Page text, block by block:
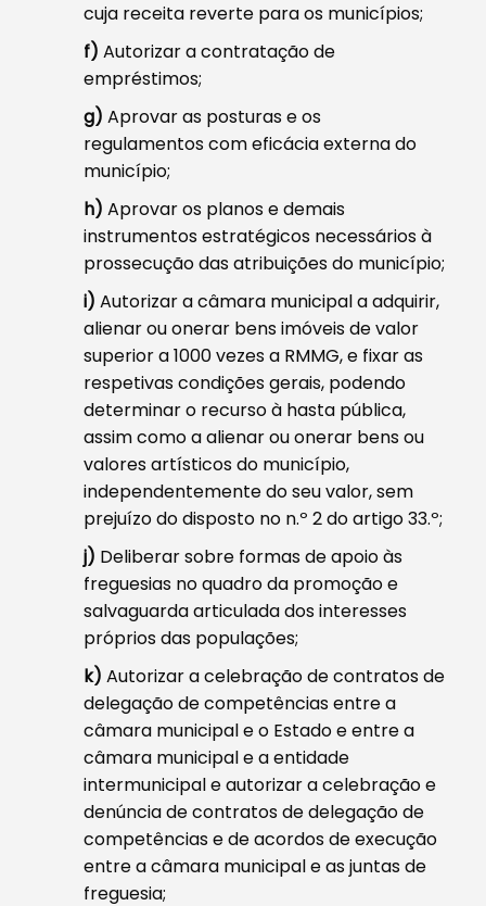
cuja receita reverte para os municípios;
f) Autorizar a contratação de
empréstimos;
g) Aprovar as posturas e os
regulamentos com eficácia externa do
município;
h) Aprovar os planos e demais
instrumentos estratégicos necessários à
prossecução das atribuições do município;
i) Autorizar a câmara municipal a adquirir,
alienar ou onerar bens imóveis de valor
superior a 1000 vezes a RMMG, e fixar as
respetivas condições gerais, podendo
determinar o recurso à hasta pública,
assim como a alienar ou onerar bens ou
valores artísticos do município,
independentemente do seu valor, sem
prejuízo do disposto no n.º 2 do artigo 33.º;
j) Deliberar sobre formas de apoio às
freguesias no quadro da promoção e
salvaguarda articulada dos interesses
próprios das populações;
k) Autorizar a celebração de contratos de
delegação de competências entre a
câmara municipal e o Estado e entre a
câmara municipal e a entidade
intermunicipal e autorizar a celebração e
denúncia de contratos de delegação de
competências e de acordos de execução
entre a câmara municipal e as juntas de
freguesia;